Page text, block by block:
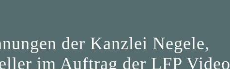
der Kanzlei Negele,
im Auftrag der LFP Video